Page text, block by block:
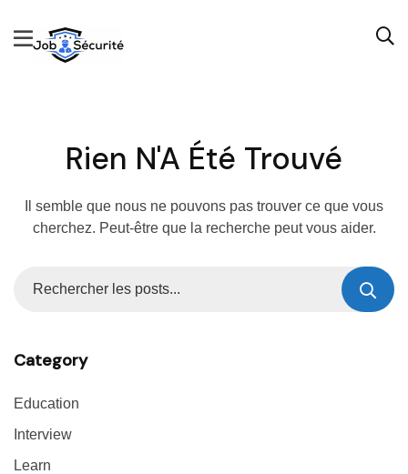
Rien N'A Été Trouvé
Il semble que nous ne pouvons pas trouver ce que vous
cherchez. Peut-être que la recherche peut vous aider.
Category
Education
Interview
Learn